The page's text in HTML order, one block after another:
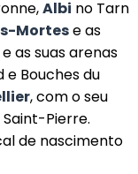
Albi no Tarn
Mortese as
e as suas arenas
Bouches du
, com o seu
Pierre.
de nascimento